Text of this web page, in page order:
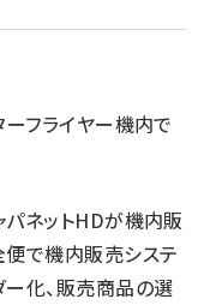
ーフライヤー機内で
ネットHDが機内販
で機内販売システ
化、販売商品の選